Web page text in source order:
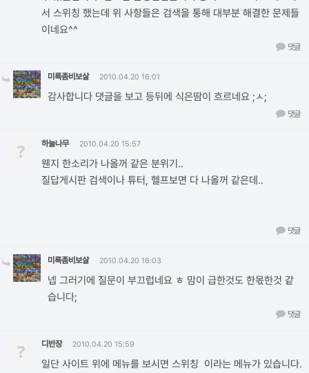
서 스위칭 했는데 위 사항들은 검색을 통해 대부분 해결한 문제들
이네요^^
댓글
미륵좀비보살 2010.04.20 16:01
감사합니다 댓글을 보고 등뒤에 식은땀이 흐르네요 ;ㅅ;
댓글
? 하늘나무 2010.04.20 15:57
웬지 한소리가 나올꺼 같은 분위기..
질답게시판 검색이나 튜터, 헬프보면 다 나올꺼 같은데..
댓글
미륵좀비보살 2010.04.20 16:03
넵 그러기에 질문이 부끄럽네요 ㅎ 맘이 급한것도 한몫한것 같
습니다;
댓글
? 디반장 2010.04.20 15:59
일단 사이트 위에 메뉴를 보시면 스위칭 이라는 메뉴가 있습니다.